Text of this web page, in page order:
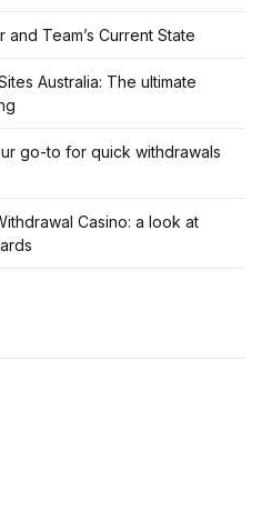
and Team’s Current State
Australia: The ultimate
go-to for quick withdrawals
Casino: a look at